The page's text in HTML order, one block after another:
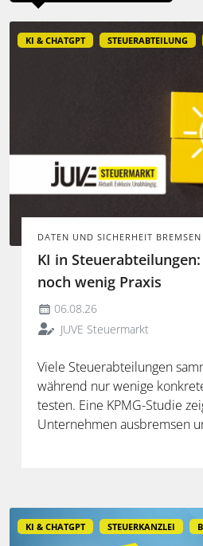
KI & CHATGPT STEUERABTEILUNG
DATEN UND SICHERHEIT BREMSEN
KI in
noch wenig Praxis
06.08.26
JUVE Steuermarkt
Viele Steuerabteilungen
während nur wenige
testen. Eine KPMG-Studie
Unternehmen ausbremsen
KI & CHATGPT STEUERKANZLEI